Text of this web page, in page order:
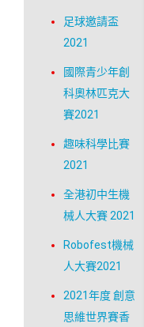
足球邀請盃
2021
國際青少年創
科奧林匹克大
賽2021
趣味科學比賽
2021
全港初中生機
械人大賽 2021
Robofest機械
人大賽2021
2021年度 創意
思維世界賽香